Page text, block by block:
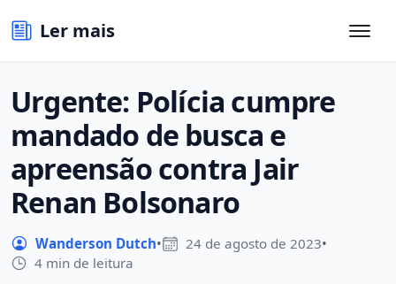
Ler mais
Urgente: Polícia cumpre
mandado de busca e
apreensão contra Jair
Renan Bolsonaro
Wanderson Dutch• 24 de agosto de 2023•
4 min de leitura